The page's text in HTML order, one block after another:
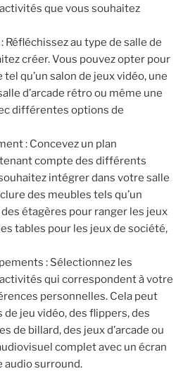
que vous souhaitez
Réfléchissez au type de salle de
créer. Vous pouvez opter pour
qu’un salon de jeux vidéo, une
d’arcade rétro ou même une
différentes options de
: Concevez un plan
compte des différents
intégrer dans votre salle
des meubles tels qu’un
étagères pour ranger les jeux
tables pour les jeux de société,
: Sélectionnez les
qui correspondent à votre
personnelles. Cela peut
jeu vidéo, des flippers, des
de billard, des jeux d’arcade ou
complet avec un écran
audio surround.